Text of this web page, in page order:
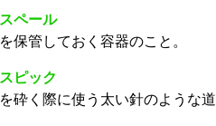
ペール
保管しておく容器のこと。
ピック
砕く際に使う太い針のような道